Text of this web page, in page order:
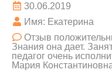
30.06.2019
Имя: Екатерина
Отзыв
Знания она дает.
педагог очень
Мария